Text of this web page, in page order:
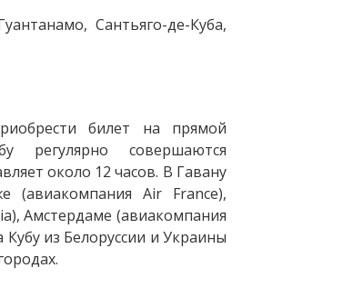
Сантьяго-де-Куба,
билет на прямой
регулярно совершаются
около 12 часов. В Гавану
Air France),
Амстердаме (авиакомпания
из Белоруссии и Украины